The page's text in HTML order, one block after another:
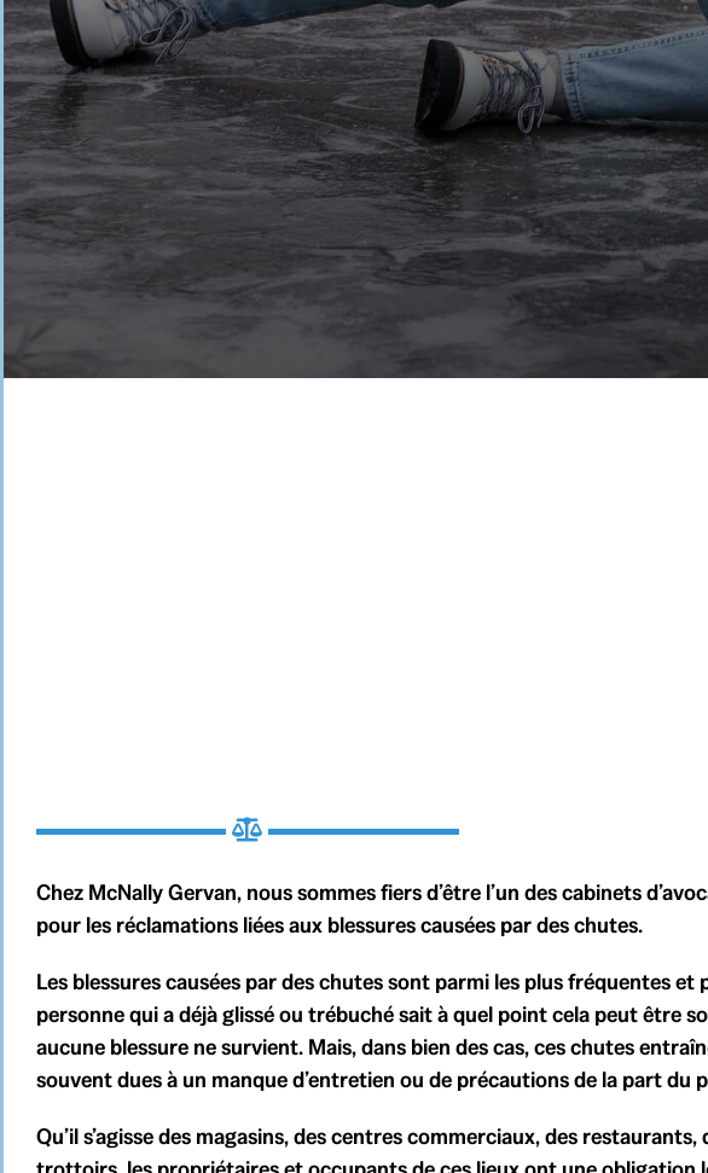
Chez McNally Gervan, nous sommes fiers d’être l’un des cabinets
pour les réclamations liées aux blessures causées par des chutes.
Les blessures causées par des chutes sont parmi les plus fréquentes
personne qui a déjà glissé ou trébuché sait à quel point cela peut être
aucune blessure ne survient. Mais, dans bien des cas, ces chutes
souvent dues à un manque d’entretien ou de précautions de la part du
Qu’il s’agisse des magasins, des centres commerciaux, des